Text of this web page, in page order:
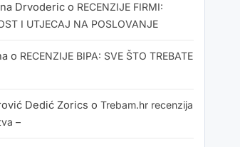
Drvoderic o RECENZIJE FIRMI:
I UTJECAJ NA POSLOVANJE
o RECENZIJE BIPA: SVE ŠTO TREBATE
Dedić Zorics o Trebam.hr recenzija
–